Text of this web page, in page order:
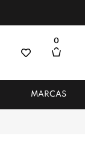
0
MARCAS